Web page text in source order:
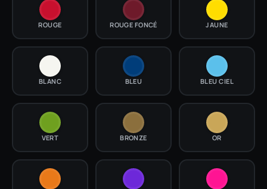
ROUGE ROUGE FONCÉ JAUNE
BLANC BLEU BLEU CIEL
VERT BRONZE OR